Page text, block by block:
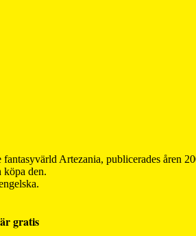
Artezania, publicerades åren
köpa den.
gratis